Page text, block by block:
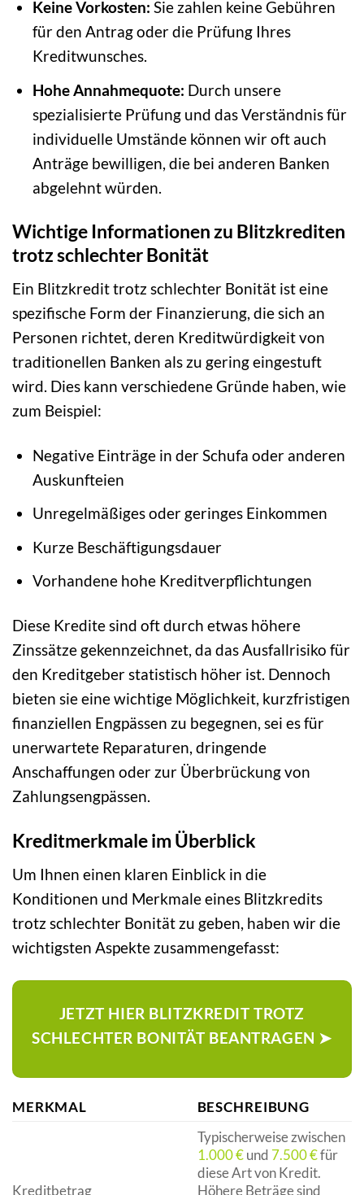
Keine Vorkosten: Sie zahlen keine Gebühren
für den Antrag oder die Prüfung Ihres
Kreditwunsches.
Hohe Annahmequote: Durch unsere
spezialisierte Prüfung und das Verständnis für
individuelle Umstände können wir oft auch
Anträge bewilligen, die bei anderen Banken
abgelehnt würden.
Wichtige Informationen zu Blitzkrediten
trotz schlechter Bonität
Ein Blitzkredit trotz schlechter Bonität ist eine
spezifische Form der Finanzierung, die sich an
Personen richtet, deren Kreditwürdigkeit von
traditionellen Banken als zu gering eingestuft
wird. Dies kann verschiedene Gründe haben, wie
zum Beispiel:
Negative Einträge in der Schufa oder anderen
Auskunfteien
Unregelmäßiges oder geringes Einkommen
Kurze Beschäftigungsdauer
Vorhandene hohe Kreditverpflichtungen
Diese Kredite sind oft durch etwas höhere
Zinssätze gekennzeichnet, da das Ausfallrisiko für
den Kreditgeber statistisch höher ist. Dennoch
bieten sie eine wichtige Möglichkeit, kurzfristigen
finanziellen Engpässen zu begegnen, sei es für
unerwartete Reparaturen, dringende
Anschaffungen oder zur Überbrückung von
Zahlungsengpässen.
Kreditmerkmale im Überblick
Um Ihnen einen klaren Einblick in die
Konditionen und Merkmale eines Blitzkredits
trotz schlechter Bonität zu geben, haben wir die
wichtigsten Aspekte zusammengefasst:
JETZT HIER BLITZKREDIT TROTZ
SCHLECHTER BONITÄT BEANTRAGEN ➤
MERKMAL BESCHREIBUNG
Kreditbetrag
Typischerweise zwischen
1.000 €und 7.500 €für
diese Art von Kredit.
Höhere Beträge sind